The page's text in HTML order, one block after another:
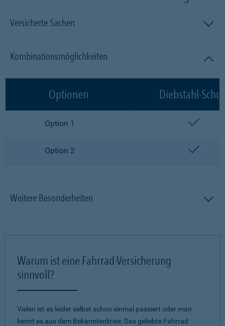
Versicherte Sachen
Kombinationsmöglichkeiten
Optionen Diebstahl-
Option 1
Option 2
Weitere Besonderheiten
Warum ist eine Fahrrad-Versicherung
sinnvoll?
Vielen ist es leider selbst schon einmal passiert oder man
kennt es aus dem Bekanntenkreis: Das geliebte Fahrrad